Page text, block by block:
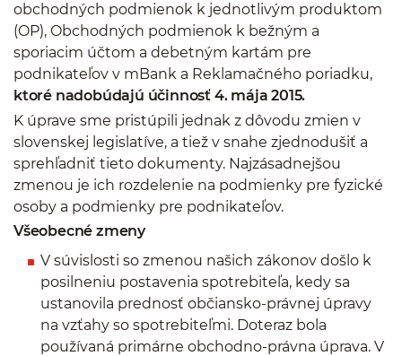
obchodných podmienok k jednotlivým produktom
(OP), Obchodných podmienok k bežným a
sporiacim účtom a debetným kartám pre
podnikateľov v mBank a Reklamačného poriadku,
ktoré nadobúdajú účinnosť 4. mája 2015.
K úprave sme pristúpili jednak z dôvodu zmien v
slovenskej legislatíve, a tiež v snahe zjednodušiť a
sprehľadniť tieto dokumenty. Najzásadnejšou
zmenou je ich rozdelenie na podmienky pre fyzické
osoby a podmienky pre podnikateľov.
Všeobecné zmeny
V súvislosti so zmenou našich zákonov došlo k
posilneniu postavenia spotrebiteľa, kedy sa
ustanovila prednosť občiansko-právnej úpravy
na vzťahy so spotrebiteľmi. Doteraz bola
používaná primárne obchodno-právna úprava. V